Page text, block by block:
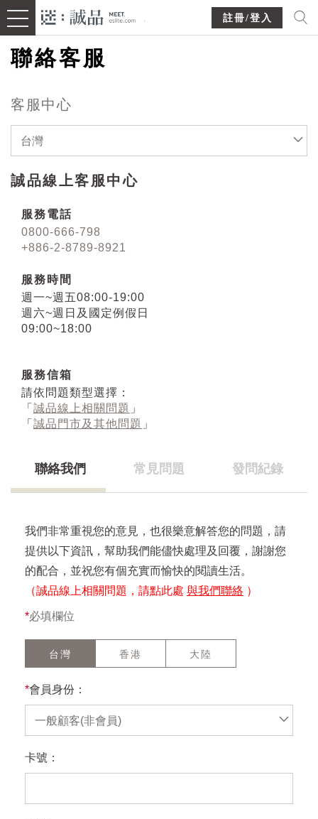
註冊/登入
聯絡客服
客服中心
台灣
誠品線上客服中心
服務電話
0800-666-798
+886-2-8789-8921
服務時間
週一~週五08:00-19:00
週六~週日及國定例假日
09:00~18:00
服務信箱
請依問題類型選擇：
「 誠品線上相關問題 」
「 誠品門市及其他問題 」
聯絡我們 常見問題 發問紀錄
我們非常重視您的意見，也很樂意解答您的問題，請
提供以下資訊，幫助我們能儘快處理及回覆，謝謝您
的配合，並祝您有個充實而愉快的閱讀生活。
（誠品線上相關問題，請點此處 與我們聯絡 ）
*必填欄位
台灣 香港 大陸
*會員身份：
一般顧客(非會員)
卡號：